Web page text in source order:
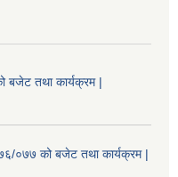
बजेट तथा कार्यक्रम |
०७७ को बजेट तथा कार्यक्रम |